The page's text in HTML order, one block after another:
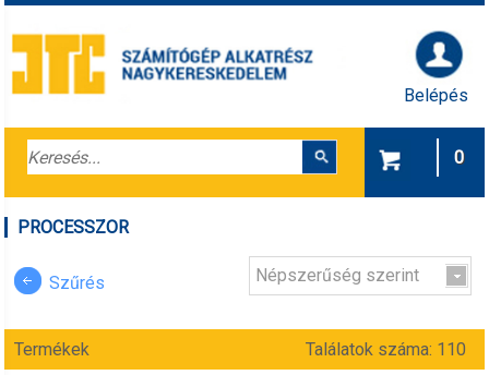
Belépés
0
PROCESSZOR
Szűrés Népszerűség szerint
Termékek Találatok száma: 110